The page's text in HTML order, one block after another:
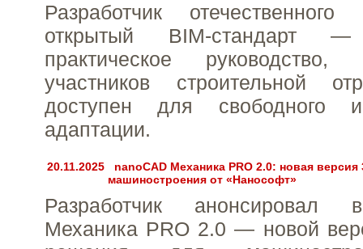
Разработчик
открытый BIM-стандарт —
практическое
участников строительной
доступен для свободного
адаптации.
20.11.2025
nanoCAD Механика PRO 2.0: новая
машиностроения от «Нанософт»
Разработчик анонсировал
Механика PRO 2.0 — новой